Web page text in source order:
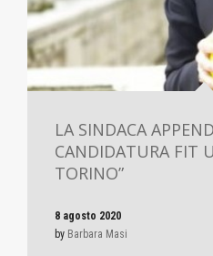
LA SINDACA
CANDIDATURA FIT
TORINO”
8 agosto 2020
by Barbara Masi